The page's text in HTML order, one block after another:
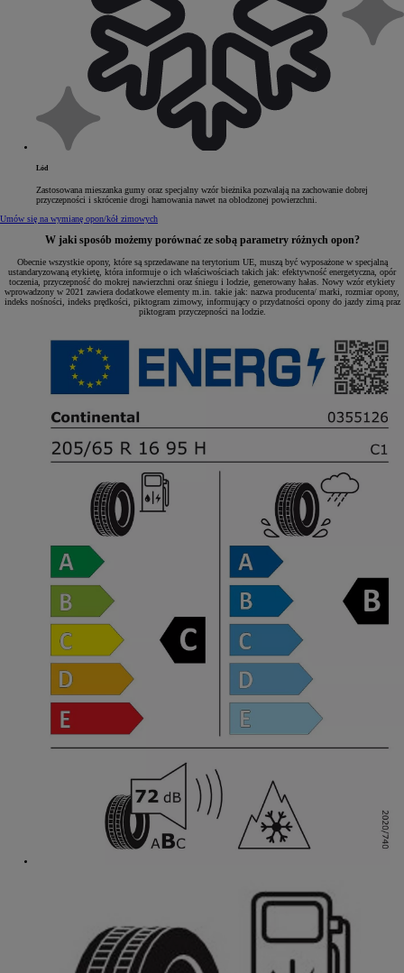
Lód
Zastosowana mieszanka gumy oraz specjalny wzór bieżnika pozwalają na zachowanie dobrej
przyczepności i skrócenie drogi hamowania nawet na oblodzonej powierzchni.
Umów się na wymianę opon/kół zimowych
W jaki sposób możemy porównać ze sobą parametry różnych opon?
Obecnie wszystkie opony, które są sprzedawane na terytorium UE, muszą być wyposażone w specjalną
ustandaryzowaną etykietę, która informuje o ich właściwościach takich jak: efektywność energetyczna, opór
toczenia, przyczepność do mokrej nawierzchni oraz śniegu i lodzie, generowany hałas. Nowy wzór etykiety
wprowadzony w 2021 zawiera dodatkowe elementy m.in. takie jak: nazwa producenta/ marki, rozmiar opony,
indeks nośności, indeks prędkości, piktogram zimowy, informujący o przydatności opony do jazdy zimą praz
piktogram przyczepności na lodzie.